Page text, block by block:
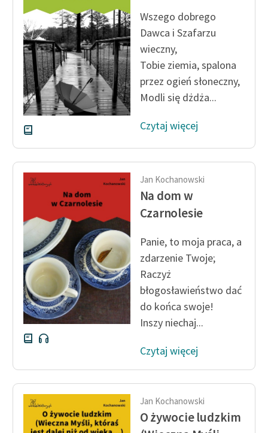
Zasady wykorzystania
Wolnych Lektur
Logotypy
Materiały promocyjne
Polityka prywatności
Regulamin biblioteki
Dane fundacji i
sprawozdania finansowe
Regulamin darowizn
Informacja o treściach
wrażliwych
Deklaracja dostępności
Wszego dobrego
Dawca i Szafarzu
wieczny,
Tobie ziemia, spalona
przez ogień słoneczny,
Modli się dżdża...
Czytaj więcej
Jan Kochanowski
Na dom w
Czarnolesie
Panie, to moja praca, a
zdarzenie Twoje;
Raczyż
błogosławieństwo dać
do końca swoje!
Inszy niechaj...
Czytaj więcej
Jan Kochanowski
O żywocie ludzkim